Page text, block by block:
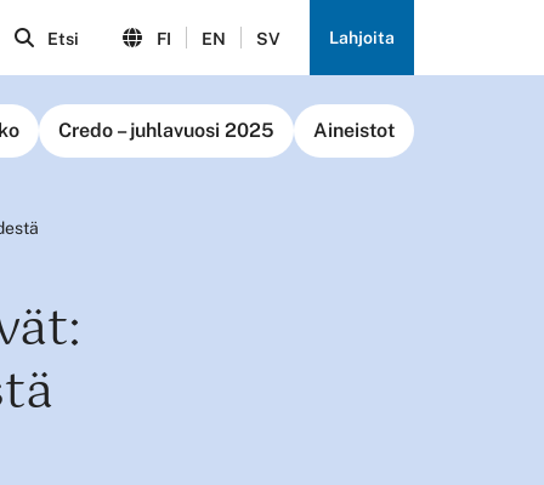
Etsi FI EN SV Lahjoita
Credo – juhlavuosi 2025 Aineistot